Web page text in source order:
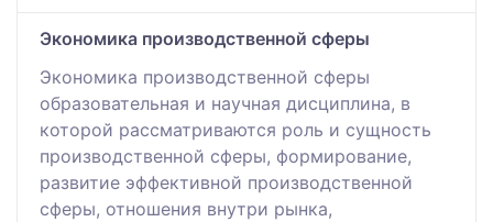
Экономика производственной сферы
Экономика производственной сферы
образовательная и научная дисциплина, в
которой рассматриваются роль и сущность
производственной сферы, формирование,
развитие эффективной производственной
сферы, отношения внутри рынка,